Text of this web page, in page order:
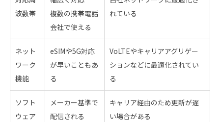
波数帯
複数の携帯電話
会社で使える
れている
ネット
ワーク
機能
eSIMや5G対応
が早いこともあ
る
VoLTEやキャリアアグリゲー
ションなどに最適化されてい
る
ソフト
ウェア
メーカー基準で
配信される
キャリア経由のため更新が遅
い場合がある